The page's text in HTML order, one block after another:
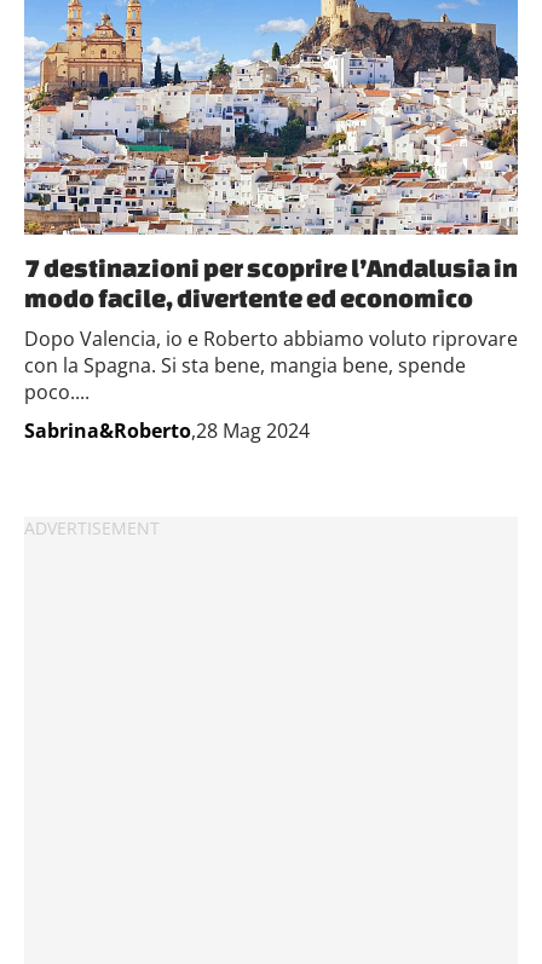
7 destinazioni per scoprire l’Andalusia in
modo facile, divertente ed economico
Dopo Valencia, io e Roberto abbiamo voluto riprovare
con la Spagna. Si sta bene, mangia bene, spende
poco....
Sabrina&Roberto,28 Mag 2024